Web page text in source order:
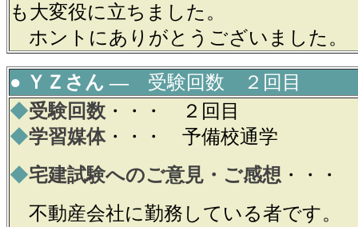
も大変役に立ちました。
ホントにありがとうございました。
● ＹＺさん ―受験回数 ２回目
◆受験回数 ・・・ ２回目
◆学習媒体・・・ 予備校通学
◆宅建試験へのご意見・ご感想 ・・・
不動産会社に勤務している者です。